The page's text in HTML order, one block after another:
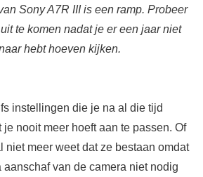
Sony A7R III is een ramp. Probeer
te komen nadat je er een jaar niet
hebt hoeven kijken.
instellingen die je na al die tijd
nooit meer hoeft aan te passen. Of
niet meer weet dat ze bestaan omdat
aanschaf van de camera niet nodig